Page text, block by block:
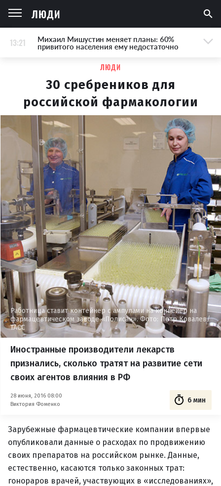
ЛЮДИ
13:21 Михаил Мишустин меняет планы: 60%
привитого населения ему недостаточно
ЛЮДИ
30 сребреников для
российской фармакологии
Работница ставит контейнер с ампулами на конвейер на
фармацевтическом заводе «Полисан». Фото: Петр Ковалев/
ТАСС
Иностранные производители лекарств
признались, сколько тратят на развитие сети
своих агентов влияния в РФ
Виктория Фоменко
28 июня, 2016 08:00
6 мин
Зарубежные фармацевтические компании впервые
опубликовали данные о расходах по продвижению
своих препаратов на российском рынке. Данные,
естественно, касаются только законных трат:
гонораров врачей, участвующих в «исследованиях»,